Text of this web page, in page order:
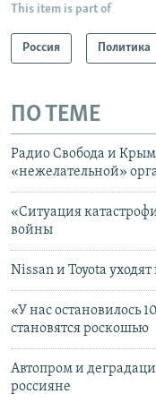
This item is part of
Россия Политика
ПО ТЕМЕ
Радио Свобода и
«нежелательной»
«Ситуация
войны
Nissan и Toyota уходят
«У нас остановилось
становятся роскошью
Автопром и
россияне